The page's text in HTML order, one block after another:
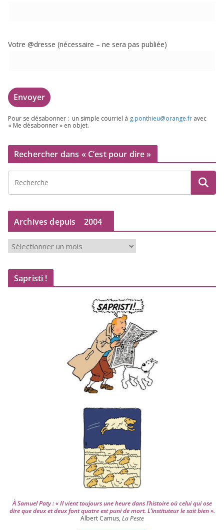
Votre @dresse (néces­saire – ne sera pas publiée)
Pour se désa­bon­ner : un simple cour­riel à g.​ponthieu@​orange.​fr avec
« Me désa­bon­ner » en objet.
Rechercher dans « C’est pour dire »
Archives depuis 2004
r
c
Sapristi !
À Samuel Paty : « Il vient tou­jours une heure dans l’his­toire où celui qui ose
dire que deux et deux font quatre est puni de mort. L’instituteur le sait bien ».
Albert Camus, La Peste